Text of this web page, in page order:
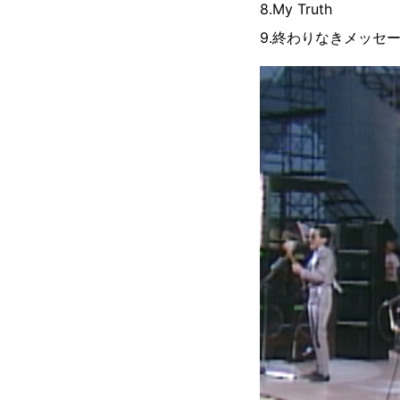
8.My Truth
9.終わりなきメッセ